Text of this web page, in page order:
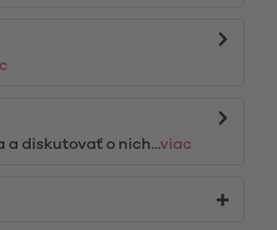
diskutovať o nich...viac